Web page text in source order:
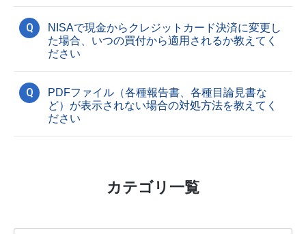
Q
NISAで現金からクレジットカード決済に変更し
た場合、いつの買付から適用されるか教えてく
ださい
Q
PDFファイル（各種報告書、各種目論見書な
ど）が表示されない場合の対処方法を教えてく
ださい
カテゴリ一覧